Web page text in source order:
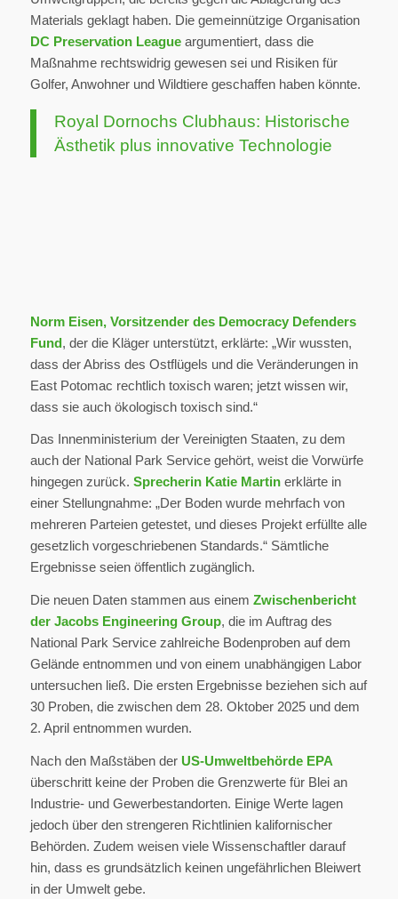
Materials geklagt haben. Die gemeinnützige Organisation
DC Preservation Leagueargumentiert, dass die
Maßnahme rechtswidrig gewesen sei und Risiken für
Golfer, Anwohner und Wildtiere geschaffen haben könnte.
Royal Dornochs Clubhaus: Historische
Ästhetik plus innovative Technologie
Norm Eisen, Vorsitzender des Democracy Defenders
Fund, der die Kläger unterstützt, erklärte: „Wir wussten,
dass der Abriss des Ostflügels und die Veränderungen in
East Potomac rechtlich toxisch waren; jetzt wissen wir,
dass sie auch ökologisch toxisch sind.“
Das Innenministerium der Vereinigten Staaten, zu dem
auch der National Park Service gehört, weist die Vorwürfe
hingegen zurück. Sprecherin Katie Martinerklärte in
einer Stellungnahme: „Der Boden wurde mehrfach von
mehreren Parteien getestet, und dieses Projekt erfüllte alle
gesetzlich vorgeschriebenen Standards.“ Sämtliche
Ergebnisse seien öffentlich zugänglich.
Die neuen Daten stammen aus einem Zwischenbericht
der Jacobs Engineering Group, die im Auftrag des
National Park Service zahlreiche Bodenproben auf dem
Gelände entnommen und von einem unabhängigen Labor
untersuchen ließ. Die ersten Ergebnisse beziehen sich auf
30 Proben, die zwischen dem 28. Oktober 2025 und dem
2. April entnommen wurden.
Nach den Maßstäben der US-Umweltbehörde EPA
überschritt keine der Proben die Grenzwerte für Blei an
Industrie- und Gewerbestandorten. Einige Werte lagen
jedoch über den strengeren Richtlinien kalifornischer
Behörden. Zudem weisen viele Wissenschaftler darauf
hin, dass es grundsätzlich keinen ungefährlichen Bleiwert
in der Umwelt gebe.